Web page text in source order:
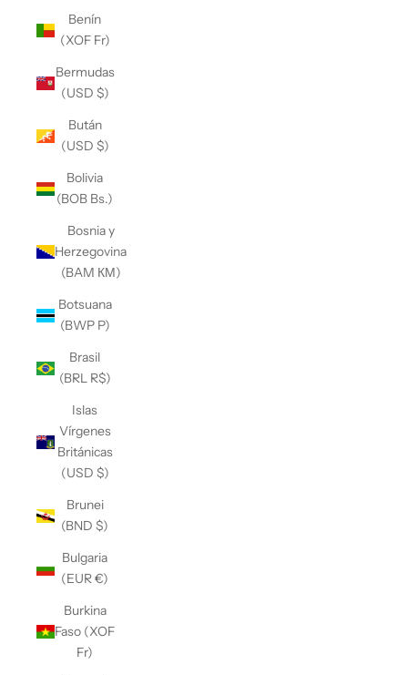
Benín
(XOF Fr)
Bermudas
(USD $)
Bután
(USD $)
Bolivia
(BOB Bs.)
Bosnia y
Herzegovina
(BAM КМ)
Botsuana
(BWP P)
Brasil
(BRL R$)
Islas
Vírgenes
Británicas
(USD $)
Brunei
(BND $)
Bulgaria
(EUR €)
Burkina
Faso (XOF
Fr)